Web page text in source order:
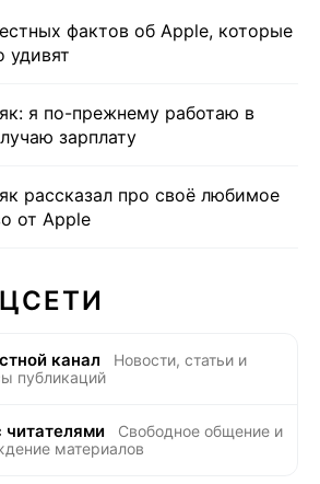
фактов об Apple, которые
удивят
я по-прежнему работаю в
зарплату
рассказал про своё любимое
от Apple
канал
Новости, статьи и
публикаций
читателями
Свободное общение и
материалов